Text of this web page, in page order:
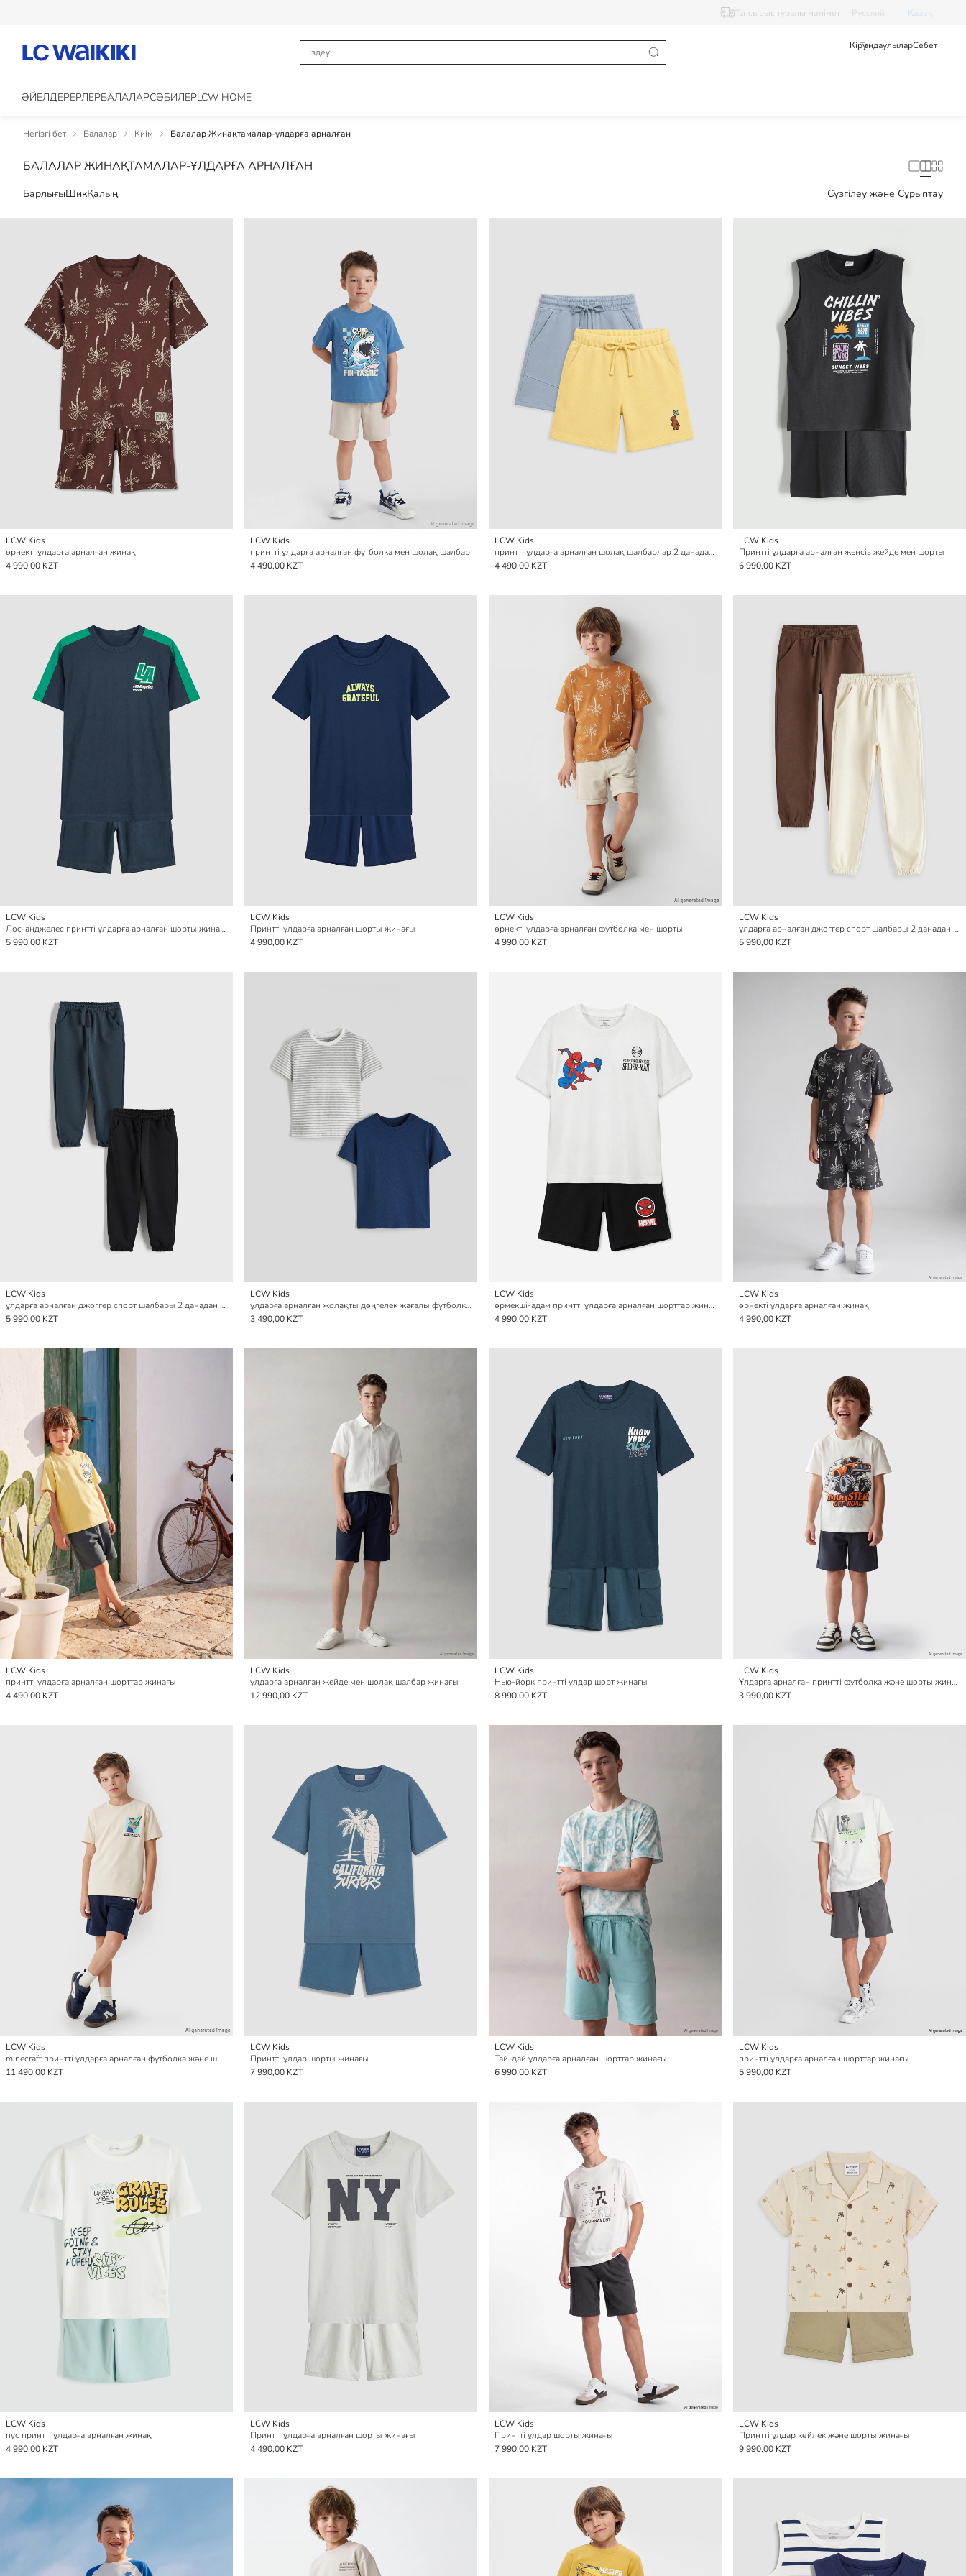
Тапсырыс туралы мәлімет Қазақ
КіруТаңдаулыларСебет
ӘЙЕЛДЕРЕРЛЕРБАЛАЛАРCӘБИЛЕРLCW HOME
Негізгі бет Балалар Киім Балалар Жинақтамалар-ұлдарға арналған
БАЛАЛАР ЖИНАҚТАМАЛАР-ҰЛДАРҒА АРНАЛҒАН
БарлығыШикҚалың Сүзгілеу және Сұрыптау
LCW Kids
өрнекті ұлдарға арналған жинақ
4 990,00 KZT
LCW Kids
принтті ұлдарға арналған футболка мен шолақ шалбар
4 490,00 KZT
LCW Kids
принтті ұлдарға арналған шолақ шалбарлар 2 данадан тұратын pack
4 490,00 KZT
LCW Kids
Принтті ұлдарға арналған жеңсіз жейде мен шорты
6 990,00 KZT
LCW Kids
Лос-анджелес принтті ұлдарға арналған шорты жинағы
5 990,00 KZT
LCW Kids
Принтті ұлдарға арналған шорты жинағы
4 990,00 KZT
LCW Kids
өрнекті ұлдарға арналған футболка мен шорты
4 990,00 KZT
LCW Kids
ұлдарға арналған джоггер спорт шалбары 2 данадан тұратын қаптама
5 990,00 KZT
LCW Kids
ұлдарға арналған джоггер спорт шалбары 2 данадан тұратын pack
5 990,00 KZT
LCW Kids
ұлдарға арналған жолақты дөңгелек жағалы футболка, 2 данадан тұратын pack
3 490,00 KZT
LCW Kids
өрмекші-адам принтті ұлдарға арналған шорттар жинағы
4 990,00 KZT
LCW Kids
өрнекті ұлдарға арналған жинақ
4 990,00 KZT
LCW Kids
принтті ұлдарға арналған шорттар жинағы
4 490,00 KZT
LCW Kids
ұлдарға арналған жейде мен шолақ шалбар жинағы
12 990,00 KZT
LCW Kids
Нью-йорк принтті ұлдар шорт жинағы
8 990,00 KZT
LCW Kids
Ұлдарға арналған принтті футболка және шорты жинақ
3 990,00 KZT
LCW Kids
minecraft принтті ұлдарға арналған футболка және шорты жинағы
11 490,00 KZT
LCW Kids
Принтті ұлдар шорты жинағы
7 990,00 KZT
LCW Kids
Тай-дай ұлдарға арналған шорттар жинағы
6 990,00 KZT
LCW Kids
принтті ұлдарға арналған шорттар жинағы
5 990,00 KZT
LCW Kids
nyc принтті ұлдарға арналған жинақ
4 990,00 KZT
LCW Kids
Принтті ұлдарға арналған шорты жинағы
4 490,00 KZT
LCW Kids
Принтті ұлдар шорты жинағы
7 990,00 KZT
LCW Kids
Принтті ұлдар көйлек және шорты жинағы
9 990,00 KZT